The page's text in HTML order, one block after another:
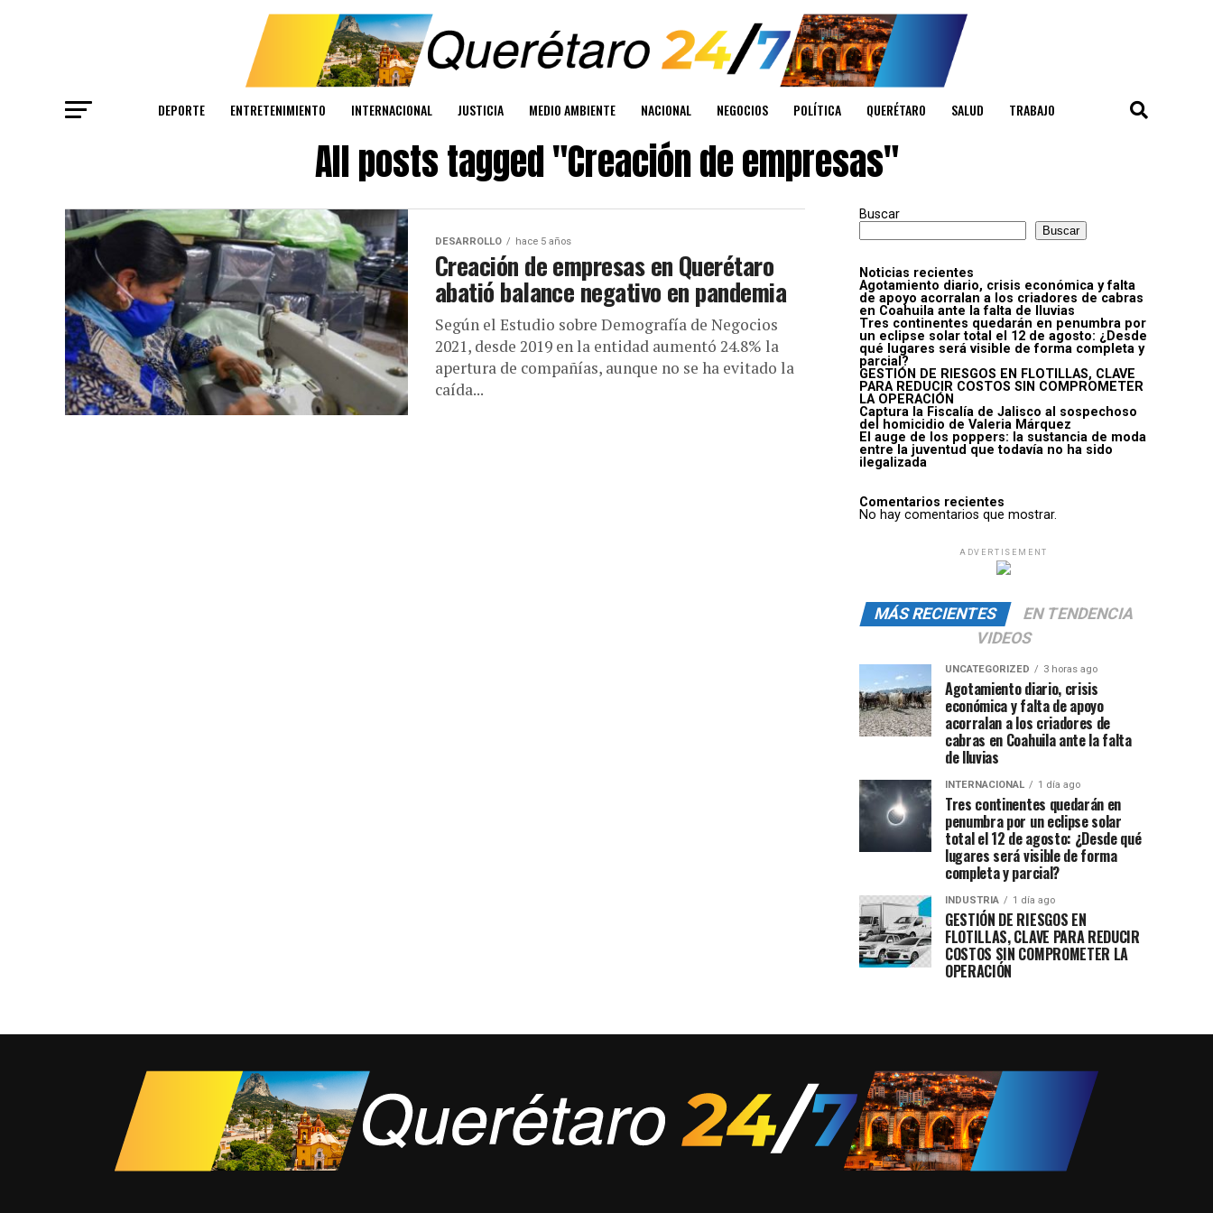
DEPORTE ENTRETENIMIENTO INTERNACIONAL JUSTICIA MEDIO AMBIENTE NACIONAL NEGOCIOS POLÍTICA QUERÉTARO SALUD TRABAJO
All posts tagged "Creación de empresas"
DESARROLLO hace 5 años
Creación de empresas en Querétaro
abatió balance negativo en pandemia
Según el Estudio sobre Demografía de Negocios
2021, desde 2019 en la entidad aumentó 24.8% la
apertura de compañías, aunque no se ha evitado la
caída...
Buscar
Buscar
Noticias recientes
Agotamiento diario, crisis económica y falta
de apoyo acorralan a los criadores de cabras
en Coahuila ante la falta de lluvias
Tres continentes quedarán en penumbra por
un eclipse solar total el 12 de agosto: ¿Desde
qué lugares será visible de forma completa y
parcial?
GESTIÓN DE RIESGOS EN FLOTILLAS, CLAVE
PARA REDUCIR COSTOS SIN COMPROMETER
LA OPERACIÓN
Captura la Fiscalía de Jalisco al sospechoso
del homicidio de Valeria Márquez
El auge de los poppers: la sustancia de moda
entre la juventud que todavía no ha sido
ilegalizada
Comentarios recientes
No hay comentarios que mostrar.
ADVERTISEMENT
MÁS RECIENTES
EN TENDENCIA
VIDEOS
UNCATEGORIZED 3 horas ago
Agotamiento diario, crisis
económica y falta de apoyo
acorralan a los criadores de
cabras en Coahuila ante la falta
de lluvias
INTERNACIONAL 1 día ago
Tres continentes quedarán en
penumbra por un eclipse solar
total el 12 de agosto: ¿Desde qué
lugares será visible de forma
completa y parcial?
INDUSTRIA 1 día ago
GESTIÓN DE RIESGOS EN
FLOTILLAS, CLAVE PARA REDUCIR
COSTOS SIN COMPROMETER LA
OPERACIÓN